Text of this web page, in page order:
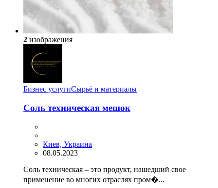
2 изображения
Бизнес услугиСырьё и материалы
Соль техническая мешок
Киев, Украина
08.05.2023
Соль техническая – это продукт, нашедший свое
применение во многих отраслях пром�...